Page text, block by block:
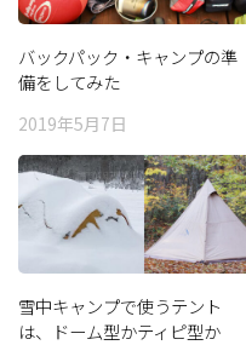
バックパック・キャンプの準
備をしてみた
2019年5月7日
雪中キャンプで使うテント
は、ドーム型かティピ型か